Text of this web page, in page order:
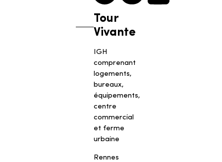
Tour
Vivante
IGH
comprenant
logements,
bureaux,
équipements,
centre
commercial
et ferme
urbaine
Rennes